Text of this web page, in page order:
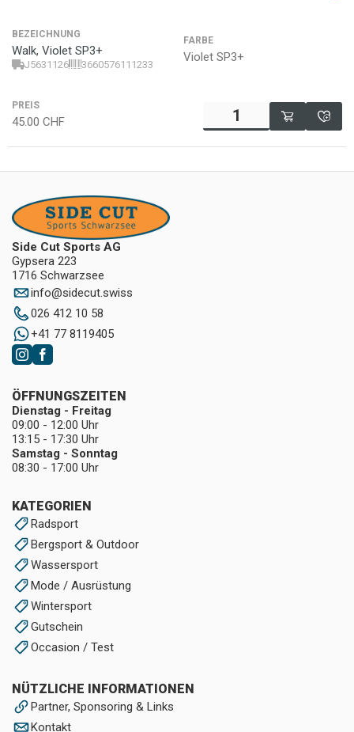
BEZEICHNUNG
Walk, Violet SP3+
J5631126 3660576111233
FARBE
Violet SP3+
PREIS
45.00 CHF
Side Cut Sports AG
Gypsera 223
1716 Schwarzsee
info@sidecut.swiss
026 412 10 58
+41 77 8119405
KATEGORIEN
Radsport
Bergsport & Outdoor
Wassersport
Mode / Ausrüstung
Wintersport
Gutschein
Occasion / Test
NÜTZLICHE INFORMATIONEN
Partner, Sponsoring & Links
Kontakt
ÖFFNUNGSZEITEN
Dienstag - Freitag
09:00 - 12:00 Uhr
13:15 - 17:30 Uhr
Samstag - Sonntag
08:30 - 17:00 Uhr